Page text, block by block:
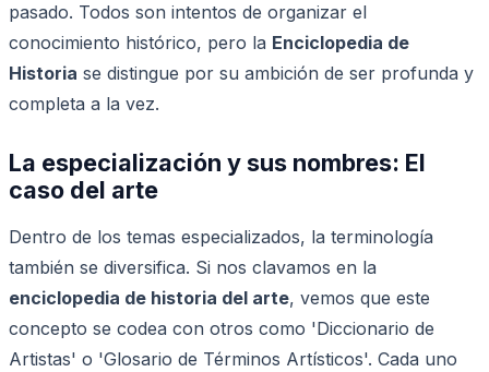
pasado. Todos son intentos de organizar el
conocimiento histórico, pero la Enciclopedia de
Historia se distingue por su ambición de ser profunda y
completa a la vez.
La especialización y sus nombres: El
caso del arte
Dentro de los temas especializados, la terminología
también se diversifica. Si nos clavamos en la
enciclopedia de historia del arte, vemos que este
concepto se codea con otros como 'Diccionario de
Artistas' o 'Glosario de Términos Artísticos'. Cada uno